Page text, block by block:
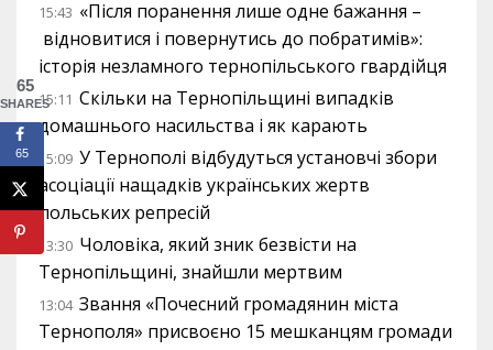
15:43 «Після поранення лише одне бажання –
відновитися і повернутись до побратимів»:
історія незламного тернопільського гвардійця
15:11 Скільки на Тернопільщині випадків
домашнього насильства і як карають
15:09 У Тернополі відбудуться установчі збори
асоціації нащадків українських жертв
польських репресій
13:30 Чоловіка, який зник безвісти на
Тернопільщині, знайшли мертвим
13:04 Звання «Почесний громадянин міста
Тернополя» присвоєно 15 мешканцям громади
65
SHARES
65